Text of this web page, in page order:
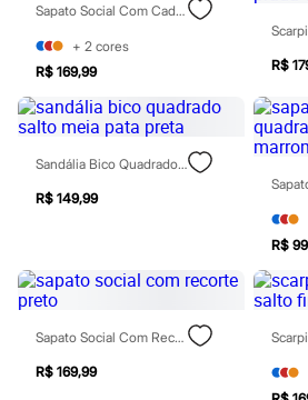
Tratamento
Cuidados com o corpo
Hidratante
Protetor solar
Tratamento
Cuidados com o rosto
Esfoliante
Hidratante
Protetor solar
Tônicos
Blush
Corretivo
Gloss
Pó facial
Al Wataniah
Sapato Social Com Cadarço Preto
+ 2 cores
R$ 169,99
R$
Sandália Bico Quadrado Salto Meia Pata Preta
R$ 149,99
R$
Sapato Social Com Recorte Preto
R$ 169,99